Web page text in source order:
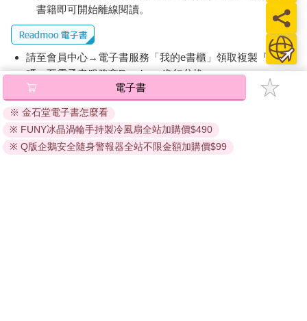
書籍即可開始離線閱讀。
請至會員中心→電子書服務「我的e書櫃」領取複製『兌換
碼』至電子書服務商Readmoo進行兌換。
退換貨須知：
因版權保護，您在金石堂所購買的電子書僅能以金石堂專屬
的閱讀軟體開啟閱讀，無法以其他閱讀器或直接下載檔案。
依據「消費者保護法」第19條及行政院消費者保護處公告之
電子書
※ 金石堂電子書怎麼看
※ FUNY冰晶渦輪手持製冷風扇全站加購價$490
※ Q版企鵝安全隨身警報器全站不限金額加購價$99